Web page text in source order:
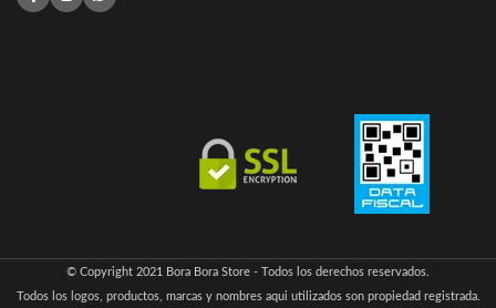
© Copyright 2021 Bora Bora Store - Todos los derechos reservados.
Todos los logos, productos, marcas y nombres aqui utilizados son propiedad registrada.